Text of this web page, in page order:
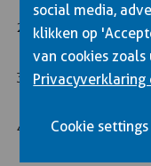
Rijd voorzichtig
de koppeling
Laat de
Bevestig de
social media,
klikken op
van cookies
Privacyverklaring
Cookie settings